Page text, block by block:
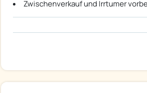
Zwischenverkauf und Irrtumer